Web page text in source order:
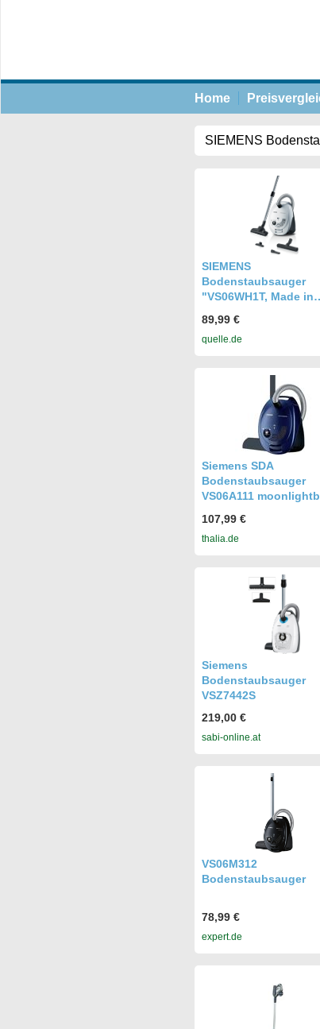
Home
SIEMENS
Bodenstaubsauger
"VS06WH1T, Made in
kompakt, leicht", weiß
89,99 €
quelle.de
Siemens SDA
Bodenstaubsauger
VS06A111
107,99 €
thalia.de
Siemens
Bodenstaubsauger
VSZ7442S
219,00 €
sabi-online.at
VS06M312
Bodenstaubsauger
78,99 €
expert.de